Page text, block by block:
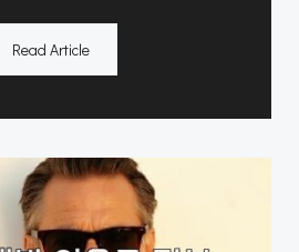
Read Article